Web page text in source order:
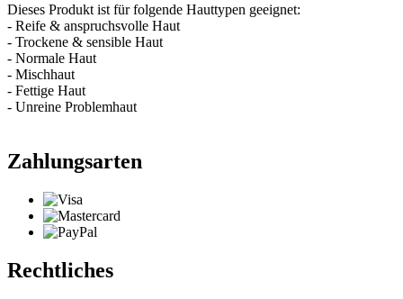
Dieses Produkt ist für folgende Hauttypen geeignet:
- Reife & anspruchsvolle Haut
- Trockene & sensible Haut
- Normale Haut
- Mischhaut
- Fettige Haut
- Unreine Problemhaut
Zahlungsarten
Rechtliches